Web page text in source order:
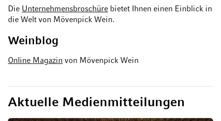
Die Unternehmensbroschüre bietet Ihnen einen Einblick in
die Welt von Mövenpick Wein.
Weinblog
Online Magazin von Mövenpick Wein
Aktuelle Medienmitteilungen